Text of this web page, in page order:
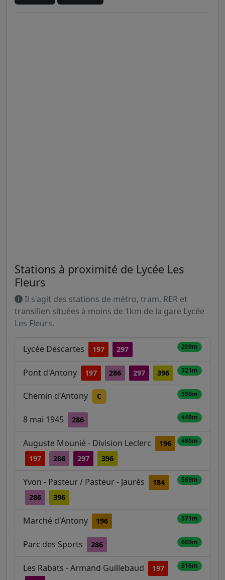
Stations à proximité de Lycée Les
Fleurs
Il s'agit des stations de métro, tram, RER et
transilien situées à moins de 1km de la gare Lycée
Les Fleurs.
Lycée Descartes 197 297 209m
Pont d'Antony 197 286 297 396 321m
Chemin d'Antony C 350m
8 mai 1945 286 449m
Auguste Mounié - Division Leclerc
196
197
286 297 396
490m
Yvon - Pasteur / Pasteur - Jaurès
184
286
396
569m
Marché d'Antony 196 571m
Parc des Sports 286 603m
Les Rabats - Armand Guillebaud
197
616m